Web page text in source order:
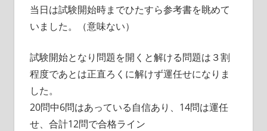
当日は試験開始時までひたすら参考書を眺めて
いました。（意味ない）
試験開始となり問題を開くと解ける問題は３割
程度であとは正直ろくに解けず運任せになりま
した。
20問中6問はあっている自信あり、14問は運任
せ、合計12問で合格ライン